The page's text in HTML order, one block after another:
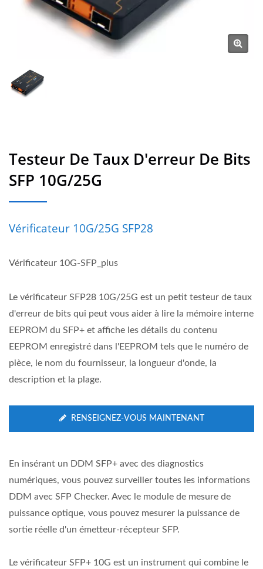
Testeur De Taux D'erreur De Bits
SFP 10G/25G
Vérificateur 10G/25G SFP28
Vérificateur 10G-SFP_plus
Le vérificateur SFP28 10G/25G est un petit testeur de taux
d'erreur de bits qui peut vous aider à lire la mémoire interne
EEPROM du SFP+ et affiche les détails du contenu
EEPROM enregistré dans l'EEPROM tels que le numéro de
pièce, le nom du fournisseur, la longueur d'onde, la
description et la plage.
RENSEIGNEZ-VOUS MAINTENANT
En insérant un DDM SFP+ avec des diagnostics
numériques, vous pouvez surveiller toutes les informations
DDM avec SFP Checker. Avec le module de mesure de
puissance optique, vous pouvez mesurer la puissance de
sortie réelle d'un émetteur-récepteur SFP.
Le vérificateur SFP+ 10G est un instrument qui combine le